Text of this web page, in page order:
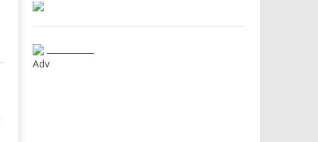
___________
Adv